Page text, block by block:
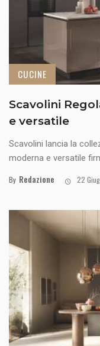
CUCINE
Scavolini
e versatile
Scavolini lancia la
moderna e versatile
By Redazione 22